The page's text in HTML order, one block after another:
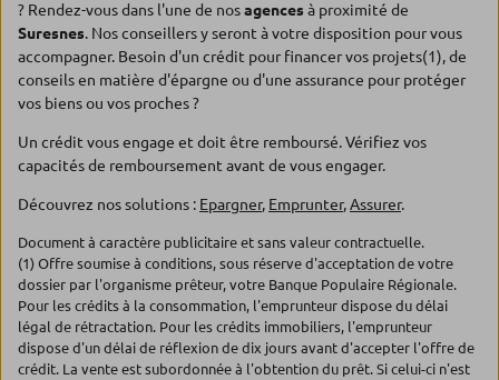
? Rendez-vous dans l'une de nosagencesà proximité de
Suresnes. Nos conseillers y seront à votre disposition pour vous
accompagner. Besoin d'un crédit pour financer vos projets(1), de
conseils en matière d'épargne ou d'une assurance pour protéger
vos biens ou vos proches ?
Un crédit vous engage et doit être remboursé. Vérifiez vos
capacités de remboursement avant de vous engager.
Découvrez nos solutions : Epargner, Emprunter,Assurer.
Document à caractère publicitaire et sans valeur contractuelle.
(1) Offre soumise à conditions, sous réserve d'acceptation de votre
dossier par l'organisme prêteur, votre Banque Populaire Régionale.
Pour les crédits à la consommation, l'emprunteur dispose du délai
légal de rétractation. Pour les crédits immobiliers, l'emprunteur
dispose d'un délai de réflexion de dix jours avant d'accepter l'offre de
crédit. La vente est subordonnée à l'obtention du prêt. Si celui-ci n'est